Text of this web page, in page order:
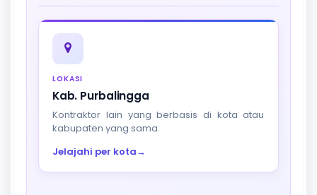
LOKASI
Kab. Purbalingga
Kontraktor lain yang berbasis di kota atau
kabupaten yang sama.
Jelajahi per kota→